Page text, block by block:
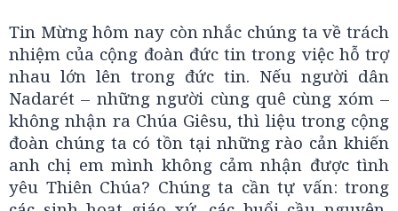
Tin Mừng hôm nay còn nhắc chúng ta về trách
nhiệm của cộng đoàn đức tin trong việc hỗ trợ
nhau lớn lên trong đức tin. Nếu người dân
Nadarét – những người cùng quê cùng xóm –
không nhận ra Chúa Giêsu, thì liệu trong cộng
đoàn chúng ta có tồn tại những rào cản khiến
anh chị em mình không cảm nhận được tình
yêu Thiên Chúa? Chúng ta cần tự vấn: trong